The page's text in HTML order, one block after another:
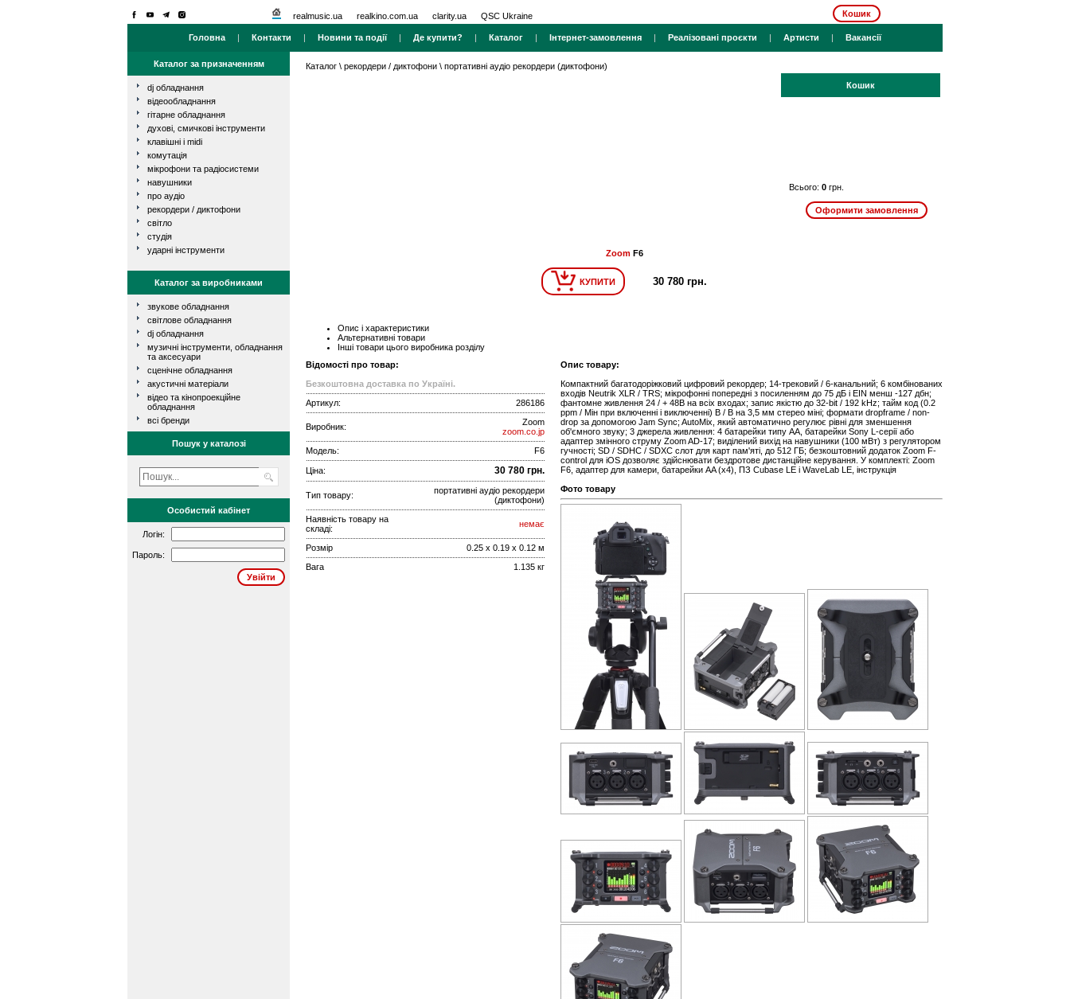
realmusic.ua realkino.com.ua clarity.ua QSC Ukraine Кошик
Головна | Контакти | Новини та події| Де купити? | Каталог | Інтернет-замовлення | Реалізовані проєкти | Артисти | Вакансії
Каталог за призначенням
dj обладнання
відеообладнання
гітарне обладнання
духові, смичкові інструменти
клавішні і midi
комутація
мікрофони та радіосистеми
навушники
про аудіо
рекордери / диктофони
світло
студія
ударні інструменти
Каталог за виробниками
звукове обладнання
світлове обладнання
dj обладнання
музичні інструменти, обладнання
та аксесуари
сценічне обладнання
акустичні матеріали
відео та кінопроекційне
обладнання
всі бренди
Пошук у каталозі
Особистий кабінет
Логін:
Пароль:
Каталог \ рекордери / диктофони \ портативні аудіо рекордери (диктофони)
Кошик
Всього: 0 грн.
ZoomF6
КУПИТИ 30 780 грн.
Опис і характеристики
Альтернативні товари
Інші товари цього виробника розділу
Відомості про товар:
Безкоштовна доставка по Україні.
Артикул:
286186
Виробник:
Zoom
zoom.co.jp
Модель:
F6
Ціна: 30 780 грн.
Тип товару:
портативні аудіо рекордери
(диктофони)
Наявність товару на
складі:
немає
Розмір
0.25 x 0.19 x 0.12 м
Вага
1.135 кг
Опис товару:
Компактний багатодоріжковий цифровий рекордер; 14-трековий / 6-канальний; 6 комбінованих
входів Neutrik XLR / TRS; мікрофонні попередні з посиленням до 75 дБ і EIN менш -127 дбн;
фантомне живлення 24 / + 48В на всіх входах; запис якістю до 32-bit / 192 kHz; тайм код (0.2
ppm / Мін при включенні і виключенні) В / В на 3,5 мм стерео міні; формати dropframe / non-
drop за допомогою Jam Sync; AutoMix, який автоматично регулює рівні для зменшення
об'ємного звуку; 3 джерела живлення: 4 батарейки типу АА, батарейки Sony L-серії або
адаптер змінного струму Zoom AD-17; виділений вихід на навушники (100 мВт) з регулятором
гучності; SD / SDHC / SDXC слот для карт пам'яті, до 512 ГБ; безкоштовний додаток Zoom F-
control для iOS дозволяє здійснювати бездротове дистанційне керування. У комплекті: Zoom
F6, адаптер для камери, батарейки AA (x4), ПЗ Cubase LE і WaveLab LE, інструкція
Фото товару